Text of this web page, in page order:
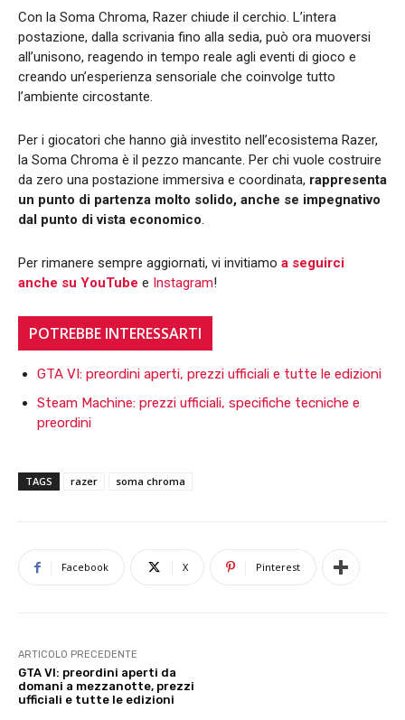
Con la Soma Chroma, Razer chiude il cerchio. L’intera
postazione, dalla scrivania fino alla sedia, può ora muoversi
all’unisono, reagendo in tempo reale agli eventi di gioco e
creando un’esperienza sensoriale che coinvolge tutto
l’ambiente circostante.
Per i giocatori che hanno già investito nell’ecosistema Razer,
la Soma Chroma è il pezzo mancante. Per chi vuole costruire
da zero una postazione immersiva e coordinata, rappresenta
un punto di partenza molto solido, anche se impegnativo
dal punto di vista economico.
Per rimanere sempre aggiornati, vi invitiamo a seguirci
anche su YouTube e Instagram!
POTREBBE INTERESSARTI
GTA VI: preordini aperti, prezzi ufficiali e tutte le edizioni
Steam Machine: prezzi ufficiali, specifiche tecniche e
preordini
TAGS razer soma chroma
Facebook X Pinterest
ARTICOLO PRECEDENTE
GTA VI: preordini aperti da
domani a mezzanotte, prezzi
ufficiali e tutte le edizioni